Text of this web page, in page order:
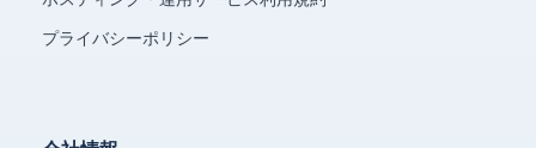
プライバシーポリシー